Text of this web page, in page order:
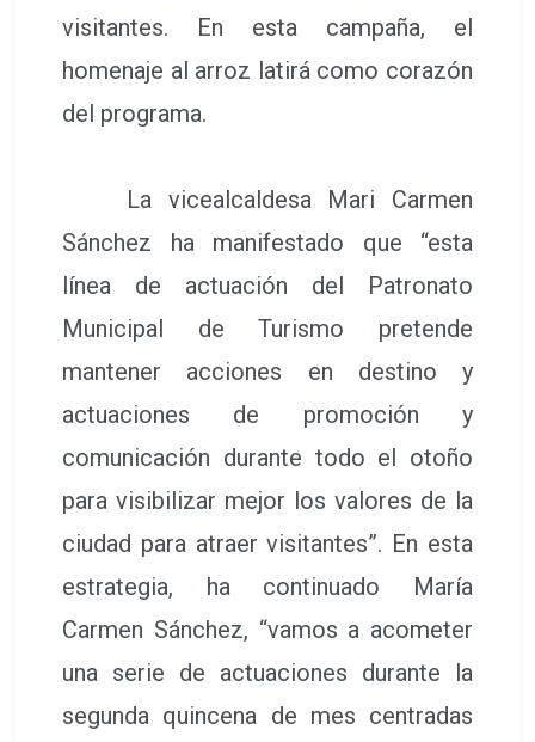
visitantes. En esta campaña, el
homenaje al arroz latirá como corazón
del programa.
La vicealcaldesa Mari Carmen
Sánchez ha manifestado que “esta
línea de actuación del Patronato
Municipal de Turismo pretende
mantener acciones en destino y
actuaciones de promoción y
comunicación durante todo el otoño
para visibilizar mejor los valores de la
ciudad para atraer visitantes”. En esta
estrategia, ha continuado María
Carmen Sánchez, “vamos a acometer
una serie de actuaciones durante la
segunda quincena de mes centradas